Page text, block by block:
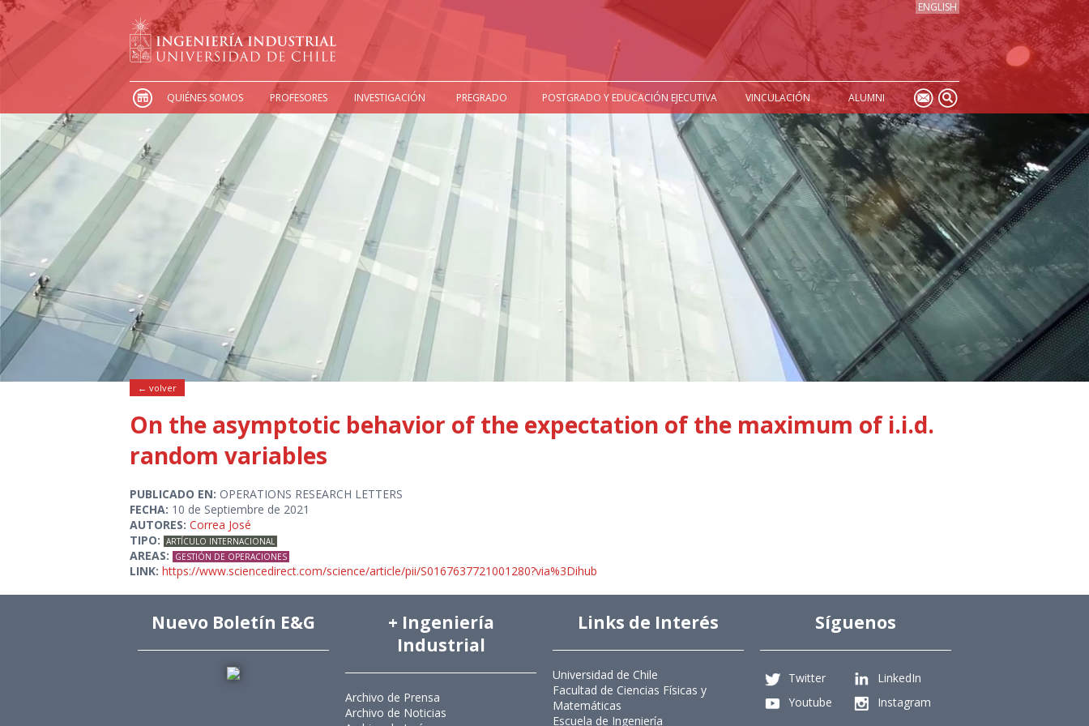
ENGLISH
QUIÉNES SOMOS PROFESORES INVESTIGACIÓN PREGRADO POSTGRADO Y EDUCACIÓN EJECUTIVA VINCULACIÓN ALUMNI
← volver
On the asymptotic behavior of the expectation of the maximum of i.i.d.
random variables
PUBLICADO EN: OPERATIONS RESEARCH LETTERS
FECHA: 10 de Septiembre de 2021
AUTORES: Correa José
TIPO: ARTÍCULO INTERNACIONAL
AREAS: GESTIÓN DE OPERACIONES
LINK: https://www.sciencedirect.com/science/article/pii/S0167637721001280?via%3Dihub
Nuevo Boletín E&G
+ Ingeniería
Industrial
Archivo de Prensa
Archivo de Noticias
Links de Interés
Universidad de Chile
Facultad de Ciencias Físicas y
Matemáticas
Escuela de Ingeniería
Síguenos
Twitter
LinkedIn
Youtube
Instagram